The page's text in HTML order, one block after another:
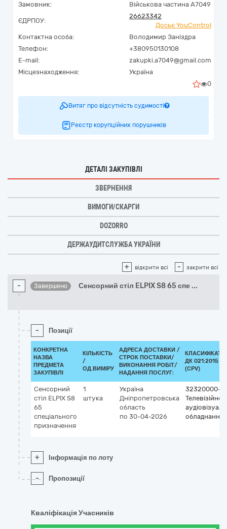
Замовник:
Військова частина А7049
ЄДРПОУ:
26623342
Досьє YouControl
Контактна особа:
Володимир Заніздра
Телефон:
+380950130108
E-mail:
zakupki.a7049@gmail.com
Місцезнаходження:
Україна
0
Витяг про відсутність судимості
Реєстр корупційних порушників
ДЕТАЛІ ЗАКУПІВЛІ
ЗВЕРНЕННЯ
ВИМОГИ/СКАРГИ
DOZORRO
ДЕРЖАУДИТСЛУЖБА УКРАЇНИ
+ відкрити всі - закрити всі
- Завершено Сенсорний стіл ELPIX S8 65 спе ...
- Позиції
КОНКРЕТНА
НАЗВА
ПРЕДМЕТА
ЗАКУПІВЛІ
КІЛЬКІСТЬ
/
ОД.ВИМІРУ
АДРЕСА ДОСТАВКИ /
СТРОК ПОСТАВКИ/
ВИКОНАННЯ РОБІТ/
НАДАННЯ ПОСЛУГ:
ДК 021:2015
(CPV)
Сенсорний
стіл ELPIX S8
65
спеціального
призначення
1
штука
Україна
Дніпропетровська
область
по 30-04-2026
32320000-2
Телевізійне й
обладнання
+ Інформація по лоту
- Пропозиції
Кваліфікація Учасників